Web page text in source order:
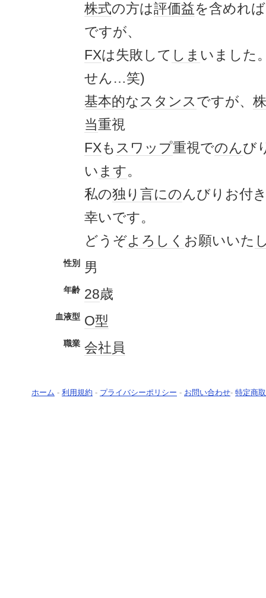
株式の方は評価益を含めれ
ですが、
FXは失敗して しま いました
せん…笑)
基本的なスタンスですが、
当重視
FXも スワップ重視でのんび
い ます。
私の独り言にのんびりお付
幸いです。
どうぞよろしく お願いいた
性別 男
年齢 28歳
血液型 O型
職業 会社員
ホーム - 利用規約 - プライバシーポリシー - お問い合わせ- 特定商